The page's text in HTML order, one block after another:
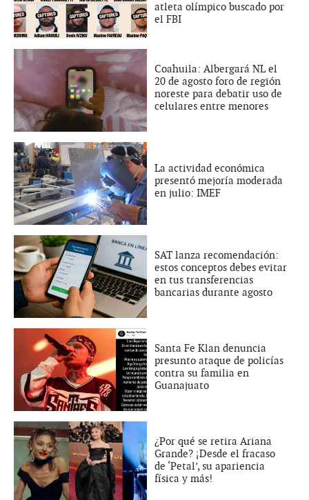
atleta olímpico buscado por
el FBI
Coahuila: Albergará NL el
20 de agosto foro de región
noreste para debatir uso de
celulares entre menores
La actividad económica
presentó mejoría moderada
en julio: IMEF
SAT lanza recomendación:
estos conceptos debes evitar
en tus transferencias
bancarias durante agosto
Santa Fe Klan denuncia
presunto ataque de policías
contra su familia en
Guanajuato
¿Por qué se retira Ariana
Grande? ¡Desde el fracaso
de ‘Petal’, su apariencia
física y más!